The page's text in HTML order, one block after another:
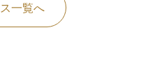
一覧へ